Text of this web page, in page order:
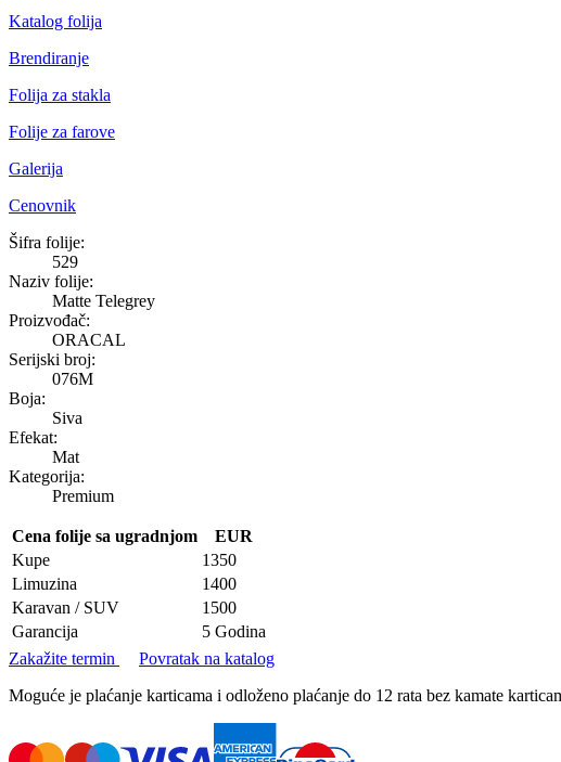
Katalog folija
Brendiranje
Folija za stakla
Folije za farove
Galerija
Cenovnik
Matte Telegrey
Šifra folije:
529
Naziv folije:
Matte Telegrey
Proizvođač:
ORACAL
Serijski broj:
076M
Boja:
Siva
Efekat:
Mat
Kategorija:
Premium
Cena folije sa ugradnjom
EUR
Kupe
1350
Limuzina
1400
Karavan / SUV
1500
Garancija
5 Godina
Zakažite termin
Povratak na katalog
Moguće je plaćanje karticama i odloženo plaćanje do 12 rata bez kamate